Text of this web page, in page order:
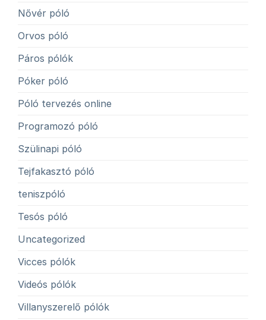
Nővér póló
Orvos póló
Páros pólók
Póker póló
Póló tervezés online
Programozó póló
Szülinapi póló
Tejfakasztó póló
teniszpóló
Tesós póló
Uncategorized
Vicces pólók
Videós pólók
Villanyszerelő pólók